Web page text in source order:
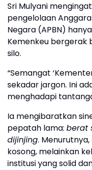
Sri Mulyani
pengelolaan
Negara (APBN)
Kemenkeu bergerak
silo.
“Semangat
sekadar jargon. Ini
menghadapi
Ia mengibaratkan
pepatah lama: berat
dijinjing.
kosong, melainkan
institusi yang solid